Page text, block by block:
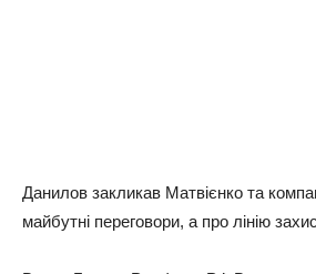
Данилов закликав Матвієнко та
майбутні переговори, а про лінію